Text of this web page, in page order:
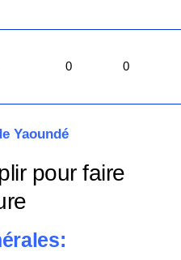
0 0
Yaoundé
pour faire